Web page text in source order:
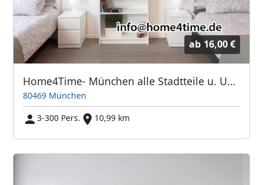
ab 16,00 €
Home4Time- München alle Stadtteile u. Umland
80469 München
3-300 Pers.
10,99 km